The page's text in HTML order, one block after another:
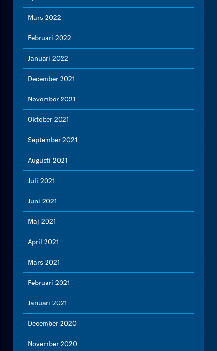
Mars 2022
Februari 2022
Januari 2022
December 2021
November 2021
Oktober 2021
September 2021
Augusti 2021
Juli 2021
Juni 2021
Maj 2021
April 2021
Mars 2021
Februari 2021
Januari 2021
December 2020
November 2020